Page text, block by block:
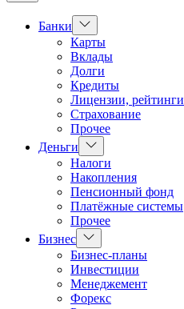
Банки
Показать
подменю
Карты
Вклады
Долги
Кредиты
Лицензии, рейтинги
Страхование
Прочее
Деньги
Показать
подменю
Налоги
Накопления
Пенсионный фонд
Платёжные системы
Прочее
Бизнес Показать
подменю
Бизнес-планы
Инвестиции
Менеджемент
Форекс